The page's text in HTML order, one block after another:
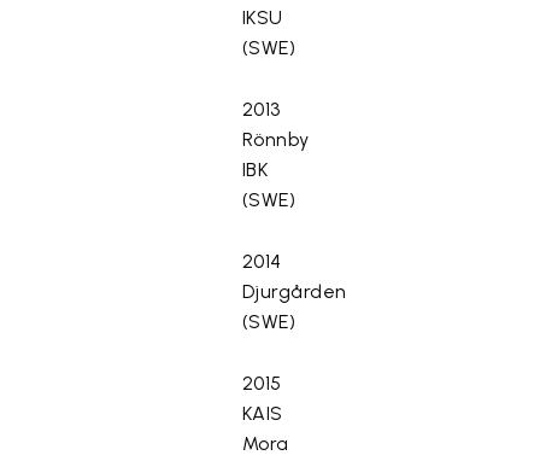
IKSU
(SWE)
2013
Rönnby
IBK
(SWE)
2014
Djurgården
(SWE)
2015
KAIS
Mora